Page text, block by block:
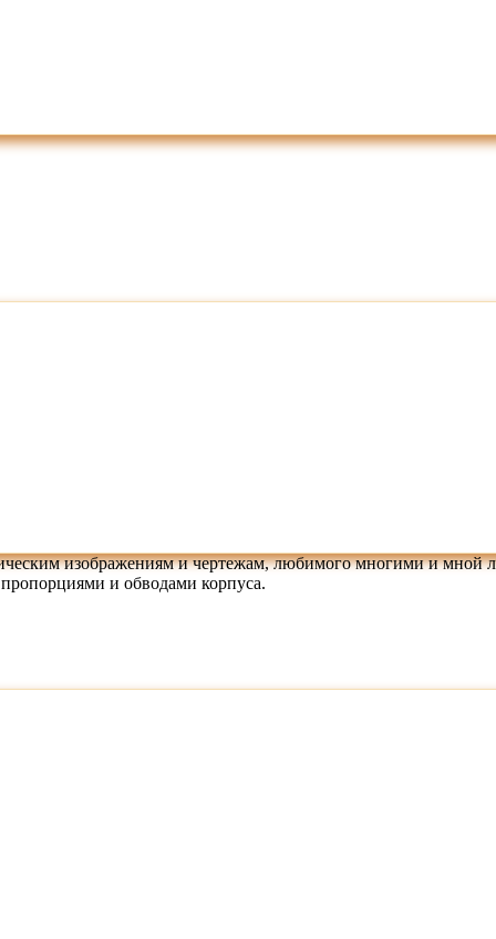
изображениям и чертежам, любимого многими и мной
и обводами корпуса.